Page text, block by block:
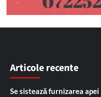
Articole recente
Se sistează furnizarea